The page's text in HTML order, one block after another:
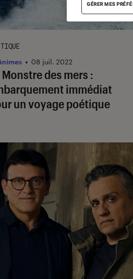
Monstre des mers :
immédiat
un voyage poétique
• 08 juil. 2022
GÉRER MES